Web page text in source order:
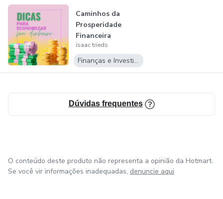
Caminhos da
Prosperidade
Financeira
isaac trieds
Finanças e Investimentos
Dúvidas frequentes
O conteúdo deste produto não representa a opinião da Hotmart.
Se você vir informações inadequadas, denuncie aqui